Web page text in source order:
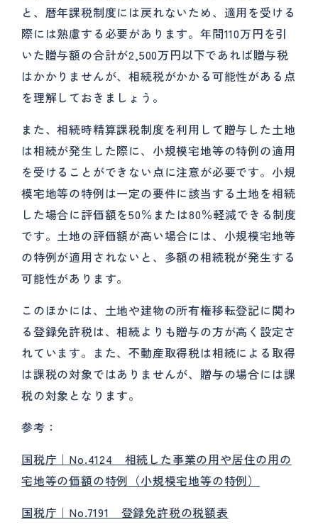
と、暦年課税制度には戻れないため、適用を受ける
際には熟慮する必要があります。年間110万円を引
いた贈与額の合計が2,500万円以下であれば贈与税
はかかりませんが、相続税がかかる可能性がある点
を理解しておきましょう。
また、相続時精算課税制度を利用して贈与した土地
は相続が発生した際に、小規模宅地等の特例の適用
を受けることができない点に注意が必要です。小規
模宅地等の特例は一定の要件に該当する土地を相続
した場合に評価額を50％または80％軽減できる制度
です。土地の評価額が高い場合には、小規模宅地等
の特例が適用されないと、多額の相続税が発生する
可能性があります。
このほかには、土地や建物の所有権移転登記に関わ
る登録免許税は、相続よりも贈与の方が高く設定さ
れています。また、不動産取得税は相続による取得
は課税の対象ではありませんが、贈与の場合には課
税の対象となります。
参考：
国税庁｜No.4124 相続した事業の用や居住の用の
宅地等の価額の特例（小規模宅地等の特例）
国税庁｜No.7191 登録免許税の税額表